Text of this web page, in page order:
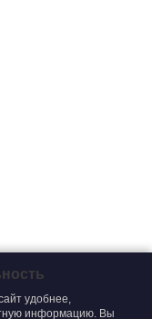
удобнее,
информацию. Вы